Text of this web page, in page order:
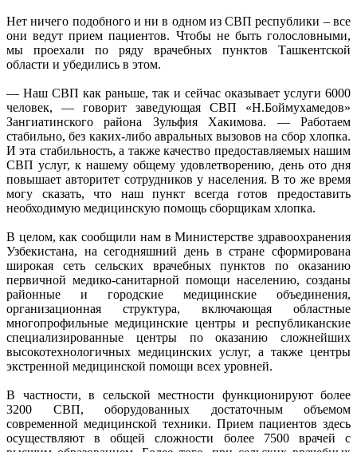
Нет ничего подобного и ни в одном из СВП республики – все
они ведут прием пациентов. Чтобы не быть голословными,
мы проехали по ряду врачебных пунктов Ташкентской
области и убедились в этом.
— Наш СВП как раньше, так и сейчас оказывает услуги 6000
человек, — говорит заведующая СВП «Н.Боймухамедов»
Зангиатинского района Зульфия Хакимова. — Работаем
стабильно, без каких-либо авральных вызовов на сбор хлопка.
И эта стабильность, а также качество предоставляемых нашим
CВП услуг, к нашему общему удовлетворению, день ото дня
повышает авторитет сотрудников у населения. В то же время
могу сказать, что наш пункт всегда готов предоставить
необходимую медицинскую помощь сборщикам хлопка.
В целом, как сообщили нам в Министерстве здравоохранения
Узбекистана, на сегодняшний день в стране сформирована
широкая сеть сельских врачебных пунктов по оказанию
первичной медико-санитарной помощи населению, созданы
районные и городские медицинские объединения,
организационная структура, включающая областные
многопрофильные медицинские центры и республиканские
специализированные центры по оказанию сложнейших
высокотехнологичных медицинских услуг, а также центры
экстренной медицинской помощи всех уровней.
В частности, в сельской местности функционируют более
3200 СВП, оборудованных достаточным объемом
современной медицинской техники. Прием пациентов здесь
осуществляют в общей сложности более 7500 врачей с